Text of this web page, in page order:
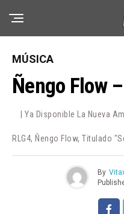
MÚSICA
Ñengo Flow
| Ya Disponible La Nueva
RLG4, Ñengo Flow, Titulado
By